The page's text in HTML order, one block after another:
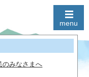
のみなさまへ